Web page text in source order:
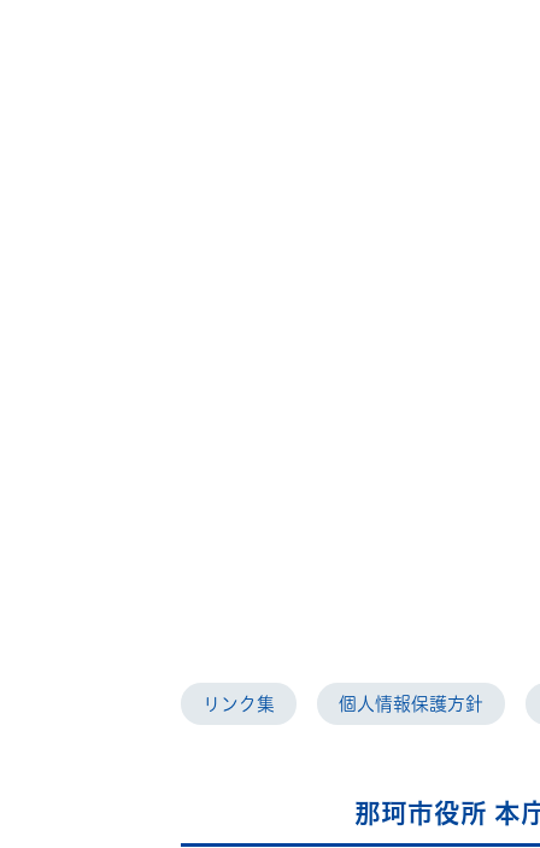
リンク集 個人情報保護方針
那珂市役所 本